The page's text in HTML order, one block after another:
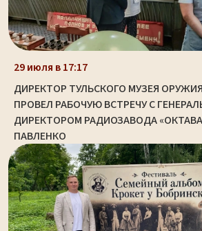
29 июля в 17:17
ДИРЕКТОР ТУЛЬСКОГО МУЗЕЯ
ПРОВЕЛ РАБОЧУЮ ВСТРЕЧУ С
ДИРЕКТОРОМ РАДИОЗАВОДА
ПАВЛЕНКО